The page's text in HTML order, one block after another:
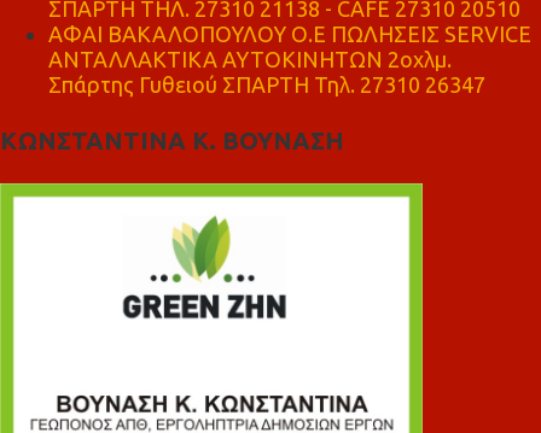
ΣΠΑΡΤΗ ΤΗΛ. 27310 21138 - CAFE 27310 20510
ΑΦΑΙ ΒΑΚΑΛΟΠΟΥΛΟΥ Ο.Ε ΠΩΛΗΣΕΙΣ SERVICE
ΑΝΤΑΛΛΑΚΤΙΚΑ ΑΥΤΟΚΙΝΗΤΩΝ 2οχλμ.
Σπάρτης Γυθειού ΣΠΑΡΤΗ Τηλ. 27310 26347
ΚΩΝΣΤΑΝΤΙΝΑ Κ. ΒΟΥΝΑΣΗ